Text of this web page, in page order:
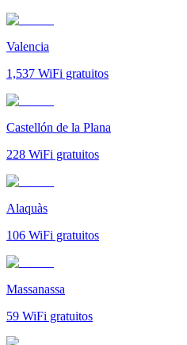
Valencia
1,537 WiFi gratuitos
Castellón de la Plana
228 WiFi gratuitos
Alaquàs
106 WiFi gratuitos
Massanassa
59 WiFi gratuitos